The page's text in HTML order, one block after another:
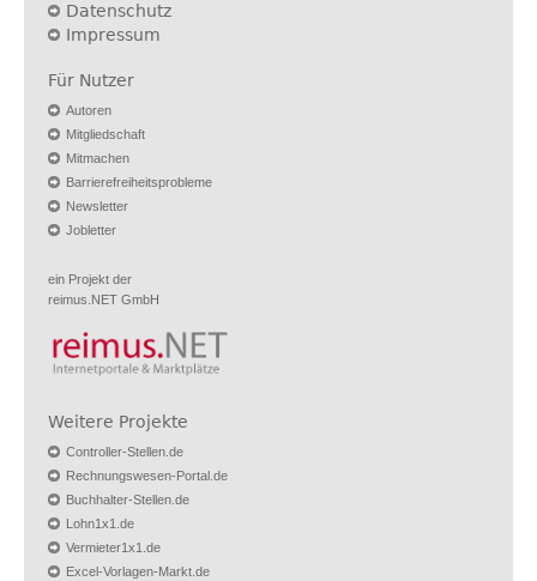
Datenschutz
Impressum
Für Nutzer
Autoren
Mitgliedschaft
Mitmachen
Barrierefreiheitsprobleme
Newsletter
Jobletter
ein Projekt der
reimus.NET GmbH
Weitere Projekte
Controller-Stellen.de
Rechnungswesen-Portal.de
Buchhalter-Stellen.de
Lohn1x1.de
Vermieter1x1.de
Excel-Vorlagen-Markt.de